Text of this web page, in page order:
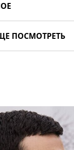
ПОСМОТРЕТЬ